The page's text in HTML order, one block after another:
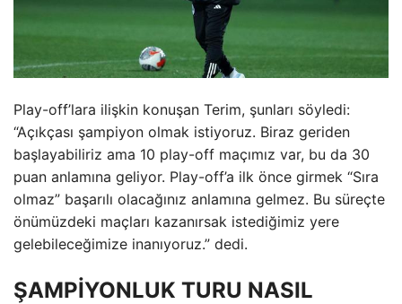
Play-off’lara ilişkin konuşan Terim, şunları söyledi:
“Açıkçası şampiyon olmak istiyoruz. Biraz geriden
başlayabiliriz ama 10 play-off maçımız var, bu da 30
puan anlamına geliyor. Play-off’a ilk önce girmek “Sıra
olmaz” başarılı olacağınız anlamına gelmez. Bu süreçte
önümüzdeki maçları kazanırsak istediğimiz yere
gelebileceğimize inanıyoruz.” dedi.
ŞAMPİYONLUK TURU NASIL